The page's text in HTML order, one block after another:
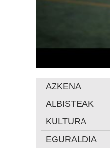
AZKENA
ALBISTEAK
KULTURA
EGURALDIA